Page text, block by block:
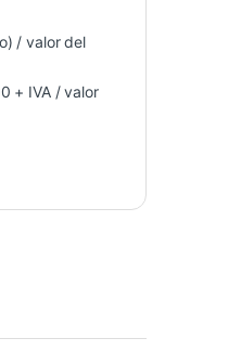
/ valor del
+ IVA / valor